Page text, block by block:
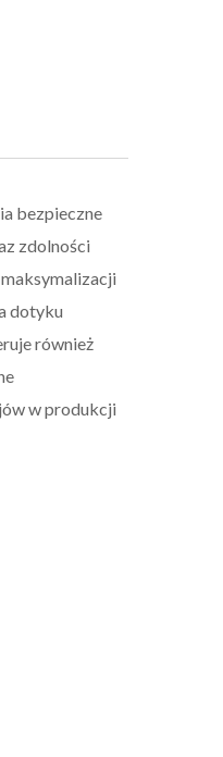
bezpieczne
zdolności
dotyku
również
w produkcji